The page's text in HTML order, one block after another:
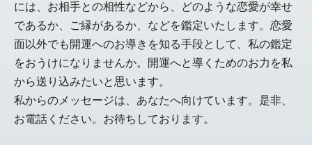
には、お相手との相性などから、どのような恋愛が幸せ
であるか、ご縁があるか、などを鑑定いたします。恋愛
面以外でも開運へのお導きを知る手段として、私の鑑定
をおうけになりませんか。開運へと導くためのお力を私
から送り込みたいと思います。
私からのメッセージは、あなたへ向けています。是非、
お電話ください。お待ちしております。